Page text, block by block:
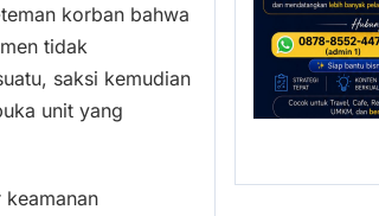
korban bahwa
tidak
saksi kemudian
unit yang